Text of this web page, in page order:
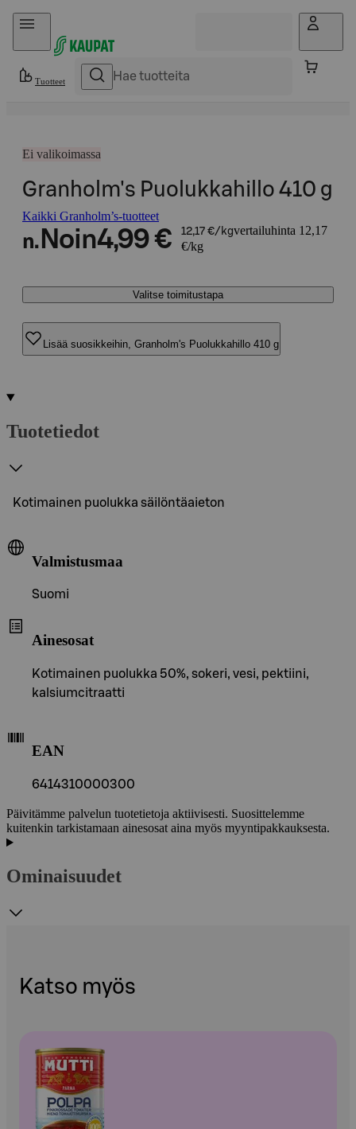
Hyppää sisältöön
Tuotteet
Ei valikoimassa
Granholm's Puolukkahillo 410 g
Kaikki Granholm’s-tuotteet
n. Noin4,99 € 12,17 €/kgvertailuhinta 12,17
€/kg
Valitse toimitustapa
Lisää suosikkeihin, Granholm's Puolukkahillo 410 g
Tuotetiedot
Kotimainen puolukka säilöntäaieton
Valmistusmaa
Suomi
Ainesosat
Kotimainen puolukka 50%, sokeri, vesi, pektiini,
kalsiumcitraatti
EAN
6414310000300
Päivitämme palvelun tuotetietoja aktiivisesti. Suosittelemme
kuitenkin tarkistamaan ainesosat aina myös myyntipakkauksesta.
Ominaisuudet
Katso myös